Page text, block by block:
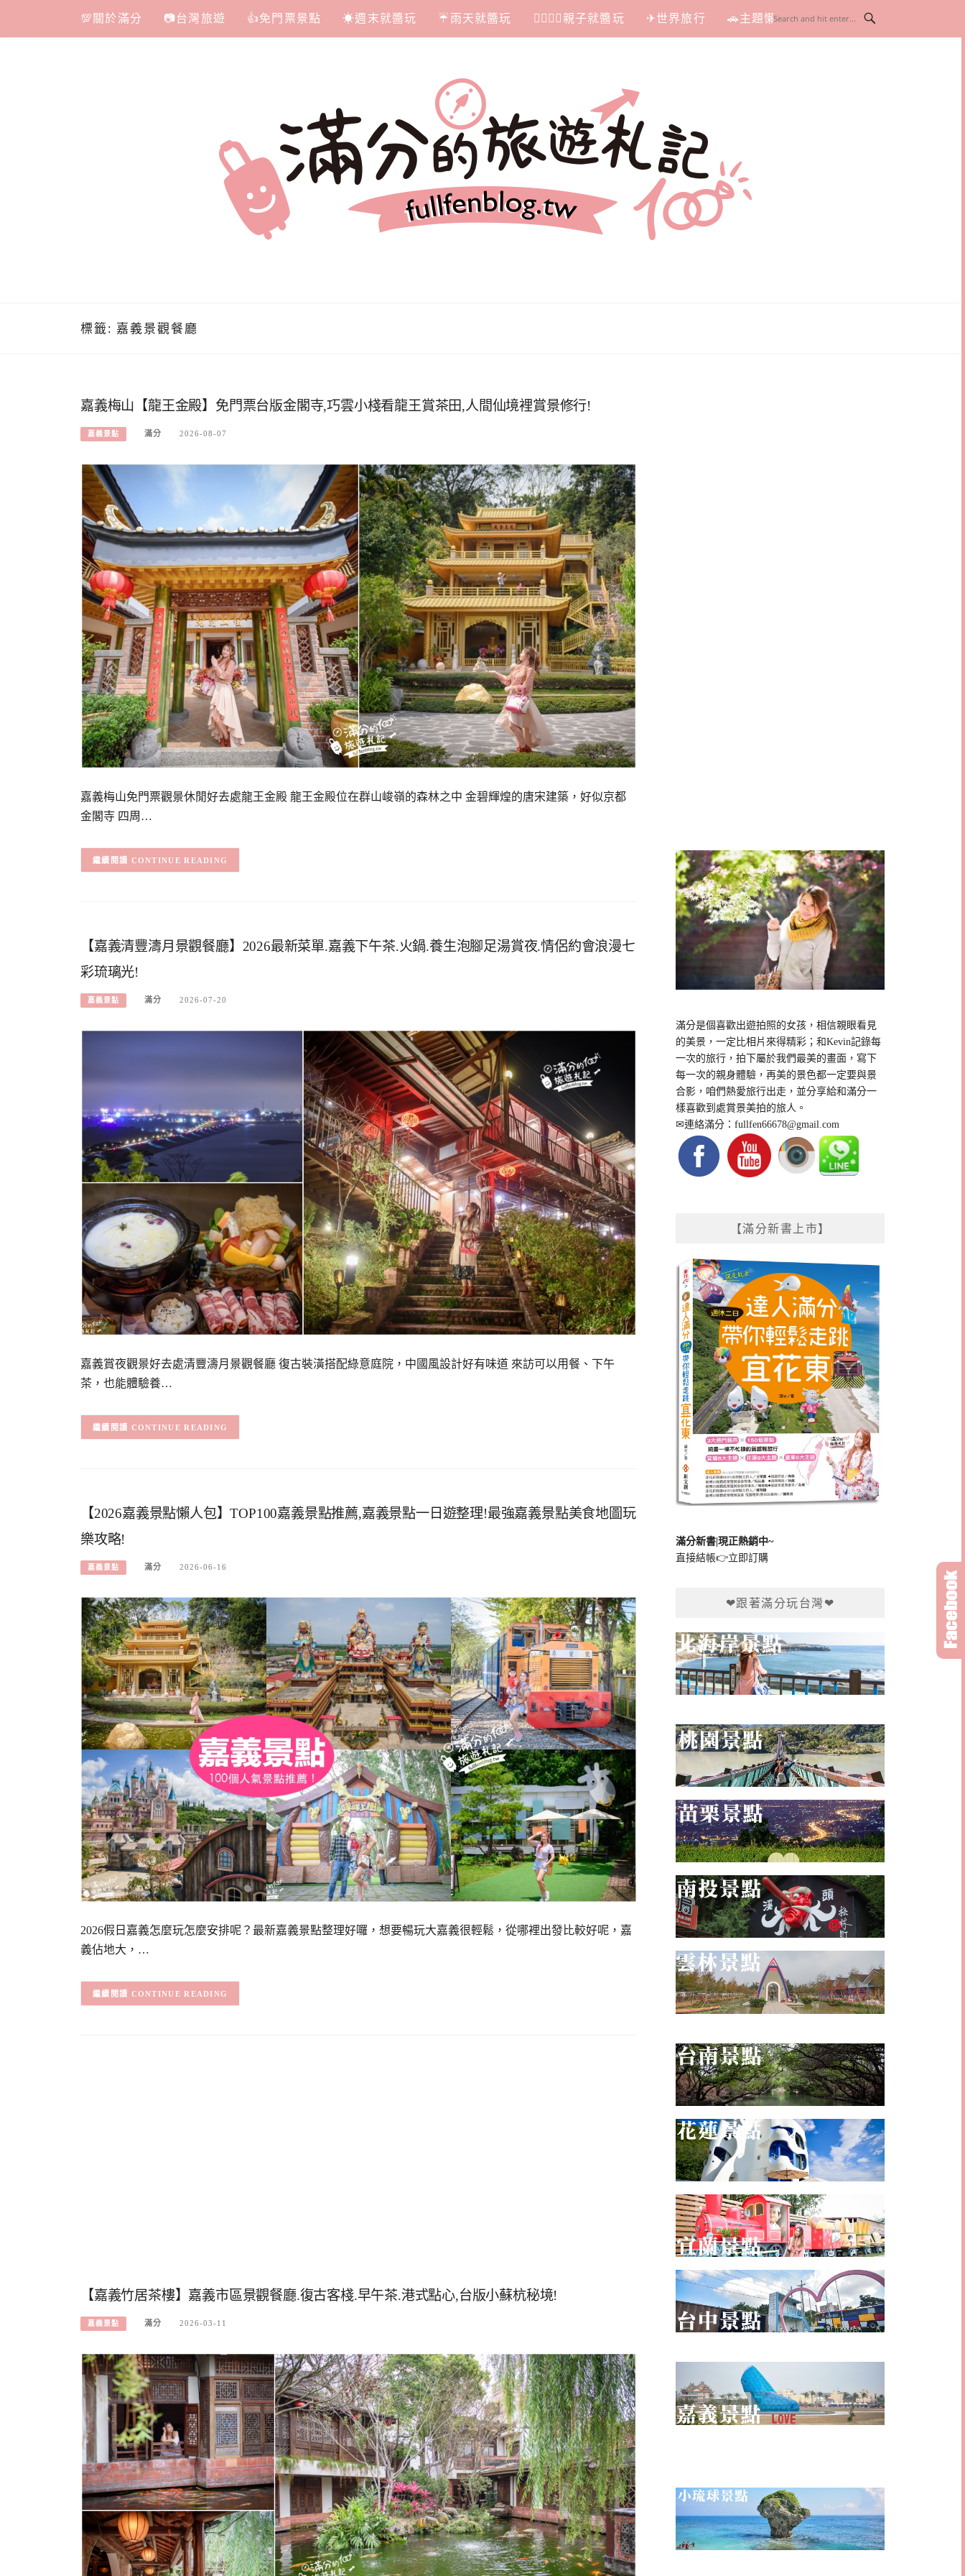
content
💯關於滿分 📷台灣旅遊 👍免門票景點 ☀週末就醬玩 ☔雨天就醬玩 👩‍❤‍💋‍👨親子就醬玩 ✈世界旅行 🚗主題懶人包
標籤: 嘉義景觀餐廳
嘉義梅山【龍王金殿】免門票台版金閣寺,巧雲小棧看龍王賞茶田,人間仙境裡賞景修行!
嘉義景點 滿分 2026-08-07
嘉義梅山免門票觀景休閒好去處龍王金殿 龍王金殿位在群山峻嶺的森林之中 金碧輝煌的唐宋建築，好似京都
金閣寺 四周…
CONTINUE READING
【嘉義清豐濤月景觀餐廳】2026最新菜單.嘉義下午茶.火鍋.養生泡腳足湯賞夜.情侶約會浪漫七
彩琉璃光!
嘉義景點 滿分 2026-07-20
嘉義賞夜觀景好去處清豐濤月景觀餐廳 復古裝潢搭配綠意庭院，中國風設計好有味道 來訪可以用餐、下午
茶，也能體驗養…
CONTINUE READING
【2026嘉義景點懶人包】TOP100嘉義景點推薦,嘉義景點一日遊整理!最強嘉義景點美食地圖玩
樂攻略!
嘉義景點 滿分 2026-06-16
2026假日嘉義怎麼玩怎麼安排呢？最新嘉義景點整理好囉，想要暢玩大嘉義很輕鬆，從哪裡出發比較好呢，嘉
義佔地大，…
CONTINUE READING
【嘉義竹居茶樓】嘉義市區景觀餐廳.復古客棧.早午茶.港式點心,台版小蘇杭秘境!
嘉義景點 滿分 2026-03-11
滿分是個喜歡出遊拍照的女孩，相信親眼看見
的美景，一定比相片來得精彩；和Kevin記錄每
一次的旅行，拍下屬於我們最美的畫面，寫下
每一次的親身體驗，再美的景色都一定要與景
合影，咱們熱愛旅行出走，並分享給和滿分一
樣喜歡到處賞景美拍的旅人。
✉連絡滿分：fullfen66678@gmail.com
【滿分新書上市】
滿分新書|現正熱銷中~
直接結帳👉立即訂購
❤跟著滿分玩台灣❤